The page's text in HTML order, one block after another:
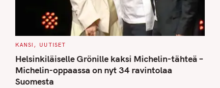
C
T
E
G
O
R
I
KANSI UUTISET
Helsinkiläiselle Grönille kaksi Michelin-tähteä –
Michelin-oppaassa on nyt 34 ravintolaa
Suomesta